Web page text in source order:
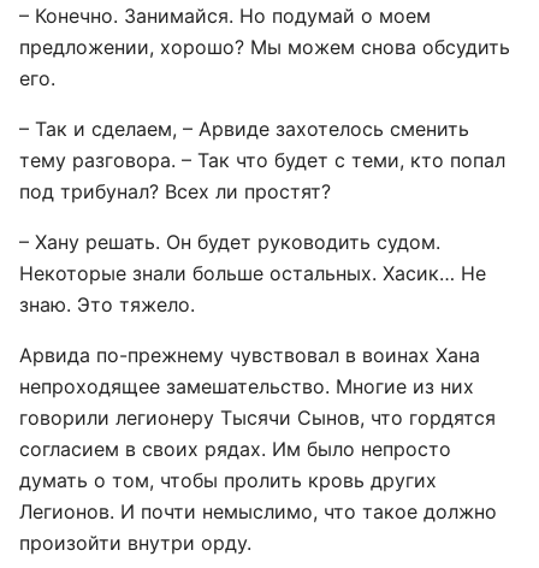
– Конечно. Занимайся. Но подумай о моем
предложении, хорошо? Мы можем снова обсудить
его.
– Так и сделаем, – Арвиде захотелось сменить
тему разговора. – Так что будет с теми, кто попал
под трибунал? Всех ли простят?
– Хану решать. Он будет руководить судом.
Некоторые знали больше остальных. Хасик… Не
знаю. Это тяжело.
Арвида по-прежнему чувствовал в воинах Хана
непроходящее замешательство. Многие из них
говорили легионеру Тысячи Сынов, что гордятся
согласием в своих рядах. Им было непросто
думать о том, чтобы пролить кровь других
Легионов. И почти немыслимо, что такое должно
произойти внутри орду.